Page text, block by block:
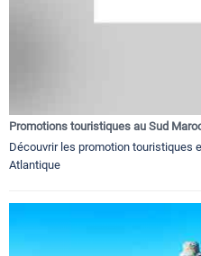
Promotions touristiques au Sud
Découvrir les promotion touristiques
Atlantique